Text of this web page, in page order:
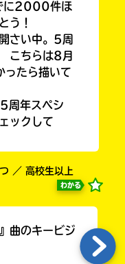
に2000件ほ
う！
さい中。5周
こちらは8月
ったら描いて
5周年スペシ
ックして
／ 高校生以上
わかる
曲のキービジ